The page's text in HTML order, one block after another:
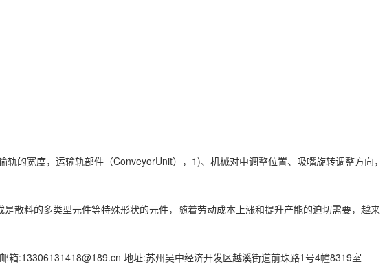
的宽度，运输轨部件（ConveyorUnit），1)、机械对中调整位置、吸嘴旋转调整方向，
散料的多类型元件等特殊形状的元件，随着劳动成本上涨和提升产能的迫切需要，越来
:13306131418@189.cn 地址:苏州吴中经济开发区越溪街道前珠路1号4幢8319室